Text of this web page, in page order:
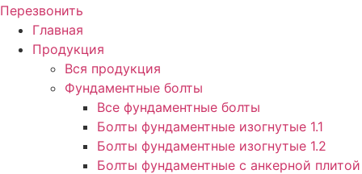
Перезвонить
Главная
Продукция
Вся продукция
Фундаментные болты
Все фундаментные болты
Болты фундаментные изогнутые 1.1
Болты фундаментные изогнутые 1.2
Болты фундаментные с анкерной плитой